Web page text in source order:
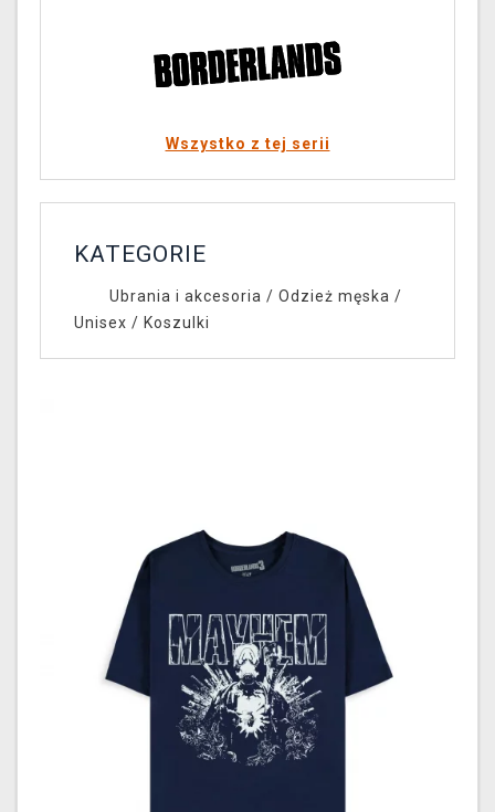
Wszystko z tej serii
KATEGORIE
Ubrania i akcesoria / Odzież męska /
Unisex / Koszulki